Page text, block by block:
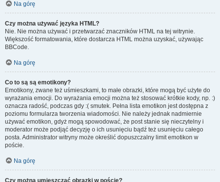
Na górę
Czy można używać języka HTML?
Nie. Nie można używać i przetwarzać znaczników HTML na tej witrynie.
Większość formatowania, które dostarcza HTML można uzyskać, używając
BBCode.
Na górę
Co to są są emotikony?
Emotikony, zwane też uśmieszkami, to małe obrazki, które mogą być użyte do
wyrażania emocji. Do wyrażania emocji można też stosować krótkie kody, np. :)
oznacza radość, podczas gdy :( smutek. Pełna lista emotikon jest dostępna z
poziomu formularza tworzenia wiadomości. Nie należy jednak nadmiernie
używać emotikon, gdyż mogą spowodować, że post stanie się nieczytelny i
moderator może podjąć decyzję o ich usunięciu bądź też usunięciu całego
posta. Administrator witryny może określić dopuszczalny limit emotikon w
poście.
Na górę
Czy można umieszczać obrazki w poście?